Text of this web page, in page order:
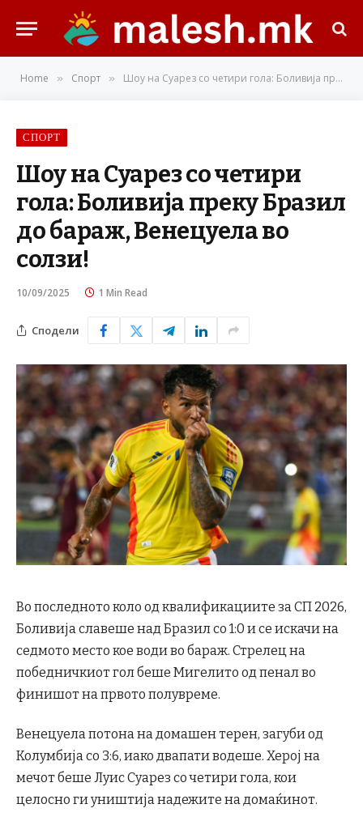
Home » Спорт » Шоу на Суарез со четири гола: Боливија преку Бразил до бараж, Венецуела во солзи!
СПОРТ
Шоу на Суарез со четири
гола: Боливија преку Бразил
до бараж, Венецуела во
солзи!
10/09/2025 1 Min Read
Сподели
Во последното коло од квалификациите за СП 2026,
Боливија славеше над Бразил со 1:0 и се искачи на
седмото место кое води во бараж. Стрелец на
победничкиот гол беше Мигелито од пенал во
финишот на првото полувреме.
Венецуела потона на домашен терен, загуби од
Колумбија со 3:6, иако двапати водеше. Херој на
мечот беше Луис Суарез со четири гола, кои
целосно ги уништија надежите на домаќинот.